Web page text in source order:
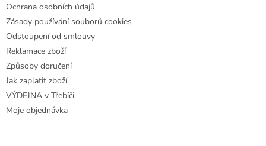
Ochrana osobních údajů
Zásady používání souborů cookies
Odstoupení od smlouvy
Reklamace zboží
Způsoby doručení
Jak zaplatit zboží
VÝDEJNA v Třebíči
Moje objednávka